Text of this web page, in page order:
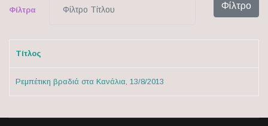
Φίλτρα Φίλτρο
Τίτλος
Ρεμπέτικη βραδιά στα Κανάλια, 13/8/2013